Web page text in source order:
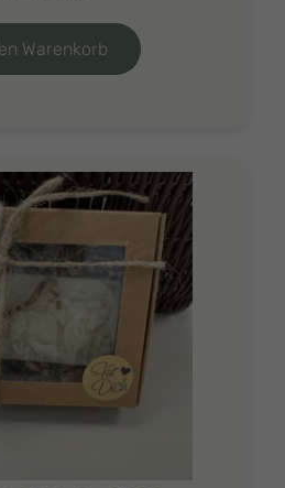
Warenkorb